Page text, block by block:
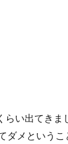
らい出てきま
ダメというこ